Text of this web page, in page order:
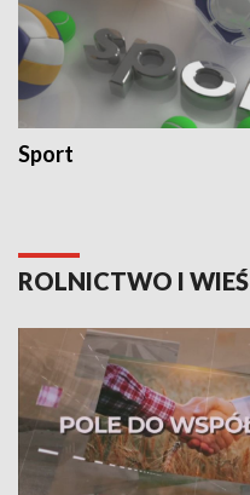
Sport
ROLNICTWO I WIEŚ